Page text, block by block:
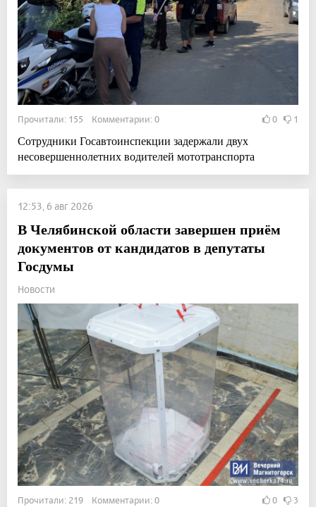
Прочитали: 155 Комментарии: 0 0 1
Сотрудники Госавтоинспекции задержали двух
несовершеннолетних водителей мототранспорта
12:53, 6 авг 2026
В Челябинской области завершен приём
документов от кандидатов в депутаты
Госдумы
Новости
Прочитали: 219 Комментарии: 0 0 3